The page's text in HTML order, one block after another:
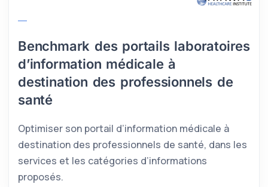
Benchmark des portails laboratoires
d’information médicale à
destination des professionnels de
santé
Optimiser son portail d’information médicale à
destination des professionnels de santé, dans les
services et les catégories d’informations
proposés.